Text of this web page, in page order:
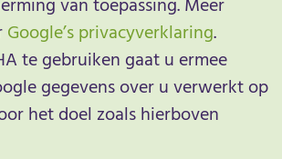
van toepassing. Meer
Google’s privacyverklaring.
te gebruiken gaat u ermee
gegevens over u verwerkt op
het doel zoals hierboven